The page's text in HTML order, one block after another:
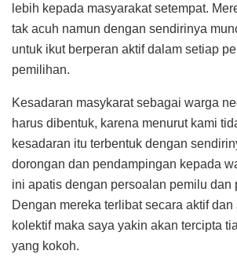
lebih kepada masyarakat setempat.
tak acuh namun dengan sendirinya
untuk ikut berperan aktif dalam setiap
pemilihan.
Kesadaran masykarat sebagai warga
harus dibentuk, karena menurut kami
kesadaran itu terbentuk dengan
dorongan dan pendampingan kepada
ini apatis dengan persoalan pemilu dan
Dengan mereka terlibat secara aktif dan
kolektif maka saya yakin akan tercipta
yang kokoh.